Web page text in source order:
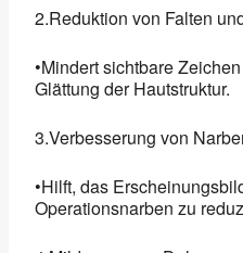
2.Reduktion von Falten
•Mindert sichtbare
Glättung der Hautstruktur.
3.Verbesserung von
•Hilft, das
Operationsnarben zu